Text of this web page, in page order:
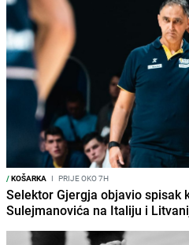
/KOŠARKA I PRIJE OKO 7H
Selektor Gjergja objavio spisak
Sulejmanovića na Italiju i